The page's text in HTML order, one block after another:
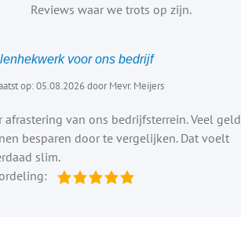
Reviews waar we trots op zijn.
voor ons bedrijf
op: 05.08.2026 door Mevr. Meijers
afrastering van ons bedrijfsterrein. Veel geld
besparen door te vergelijken. Dat voelt
slim.